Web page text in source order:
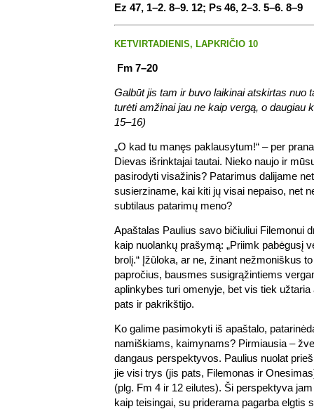
Ez 47, 1–2. 8–9. 12; Ps 46, 2–3. 5–6. 8–9
KETVIRTADIENIS, LAPKRIČIO 10
Fm 7–20
Galbūt jis tam ir buvo laikinai atskirtas nuo
turėti amžinai jau ne kaip vergą, o daugiau
15–16)
„O kad tu manęs paklausytum!“ – per
Dievas išrinktajai tautai. Nieko naujo ir
pasirodyti visažinis? Patarimus dalijame
susierziname, kai kiti jų visai nepaiso, net
subtilaus patarimų meno?
Apaštalas Paulius savo bičiuliui Filemonui
kaip nuolankų prašymą: „Priimk pabėgusį
brolį.“ Įžūloka, ar ne, žinant nežmoniškus
papročius, bausmes susigrąžintiems
aplinkybes turi omenyje, bet vis tiek
pats ir pakrikštijo.
Ko galime pasimokyti iš apaštalo,
namiškiams, kaimynams? Pirmiausia –
dangaus perspektyvos. Paulius nuolat
jie visi trys (jis pats, Filemonas ir
(plg. Fm 4 ir 12 eilutes). Ši perspektyva
kaip teisingai, su priderama pagarba elgtis